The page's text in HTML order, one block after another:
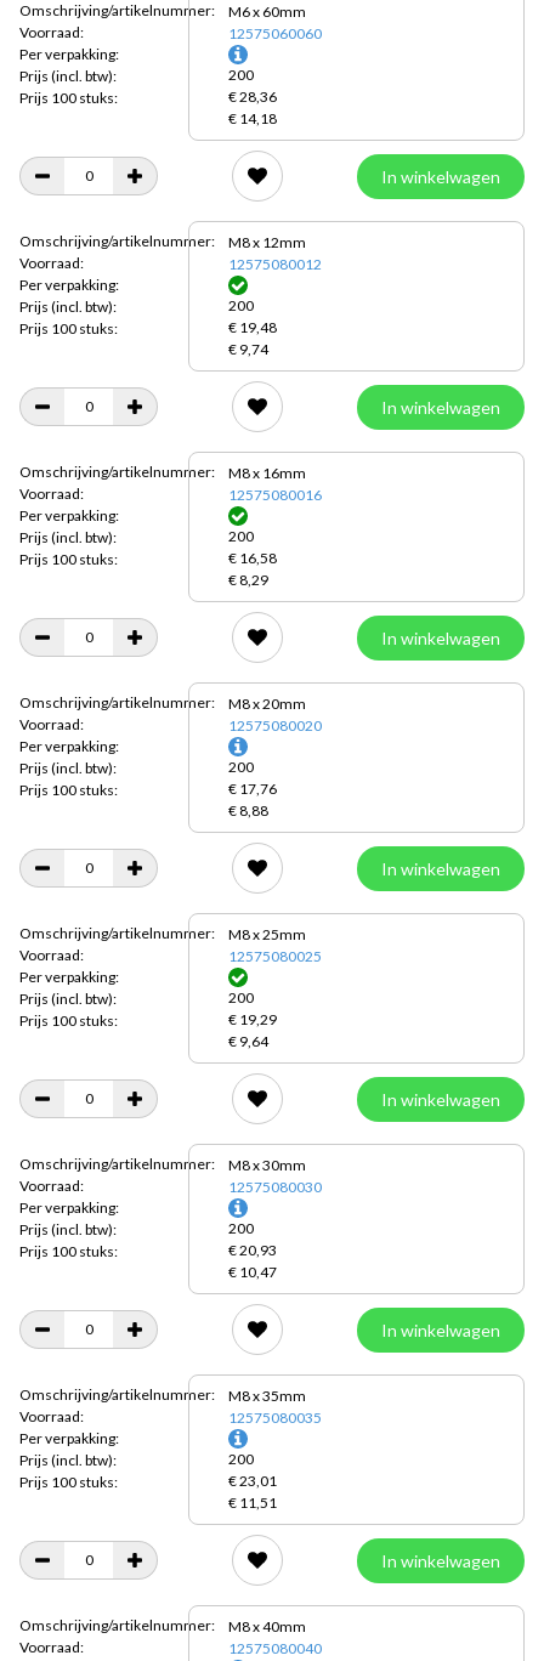
Omschrijving/artikelnummer:
Voorraad:
Per verpakking:
Prijs (incl. btw):
Prijs 100 stuks:
M6 x 60mm
12575060060
200
€ 28,36
€ 14,18
In winkelwagen
Omschrijving/artikelnummer:
Voorraad:
Per verpakking:
Prijs (incl. btw):
Prijs 100 stuks:
M8 x 12mm
12575080012
200
€ 19,48
€ 9,74
In winkelwagen
Omschrijving/artikelnummer:
Voorraad:
Per verpakking:
Prijs (incl. btw):
Prijs 100 stuks:
M8 x 16mm
12575080016
200
€ 16,58
€ 8,29
In winkelwagen
Omschrijving/artikelnummer:
Voorraad:
Per verpakking:
Prijs (incl. btw):
Prijs 100 stuks:
M8 x 20mm
12575080020
200
€ 17,76
€ 8,88
In winkelwagen
Omschrijving/artikelnummer:
Voorraad:
Per verpakking:
Prijs (incl. btw):
Prijs 100 stuks:
M8 x 25mm
12575080025
200
€ 19,29
€ 9,64
In winkelwagen
Omschrijving/artikelnummer:
Voorraad:
Per verpakking:
Prijs (incl. btw):
Prijs 100 stuks:
M8 x 30mm
12575080030
200
€ 20,93
€ 10,47
In winkelwagen
Omschrijving/artikelnummer:
Voorraad:
Per verpakking:
Prijs (incl. btw):
Prijs 100 stuks:
M8 x 35mm
12575080035
200
€ 23,01
€ 11,51
In winkelwagen
Omschrijving/artikelnummer:
Voorraad:
M8 x 40mm
12575080040